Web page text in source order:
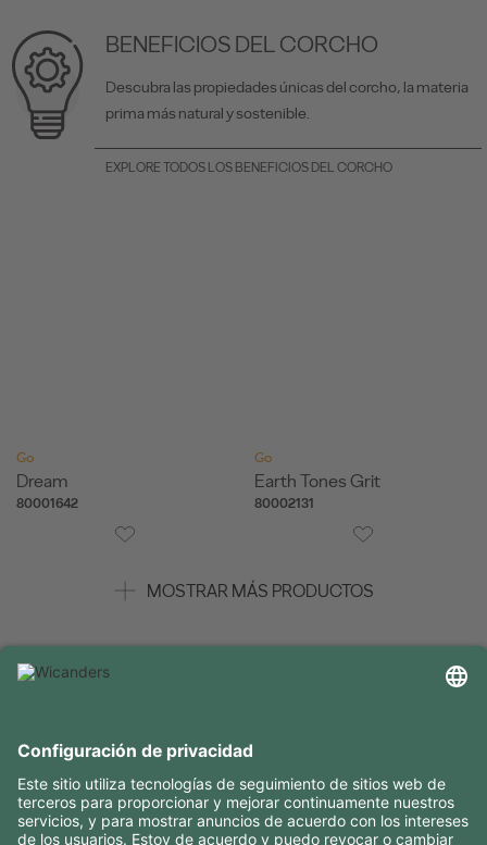
BENEFICIOS DEL CORCHO
Descubra las propiedades únicas del corcho, la materia
prima más natural y sostenible.
EXPLORE TODOS LOS BENEFICIOS DEL CORCHO
Go
Dream
80001642
Go
Earth Tones Grit
80002131
MOSTRAR MÁS PRODUCTOS
CONTACTOS